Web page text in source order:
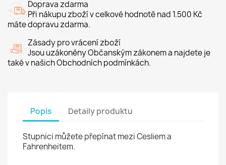
Doprava zdarma
Při nákupu zboží v celkové hodnotě nad 1.500 Kč
máte dopravu zdarma.
Zásady pro vrácení zboží
Jsou uzákoněny Občanským zákonem a najdete je
také v našich Obchodních podmínkách.
Popis Detaily produktu
Stupnici můžete přepínat mezi Cesliem a
Fahrenheitem.